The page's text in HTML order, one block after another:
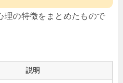
理の特徴をまとめたもので
説明